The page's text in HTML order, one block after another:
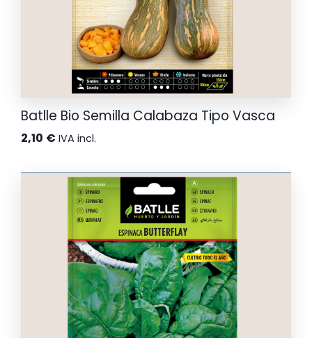
Batlle Bio Semilla Calabaza Tipo Vasca
2,10 € IVA incl.